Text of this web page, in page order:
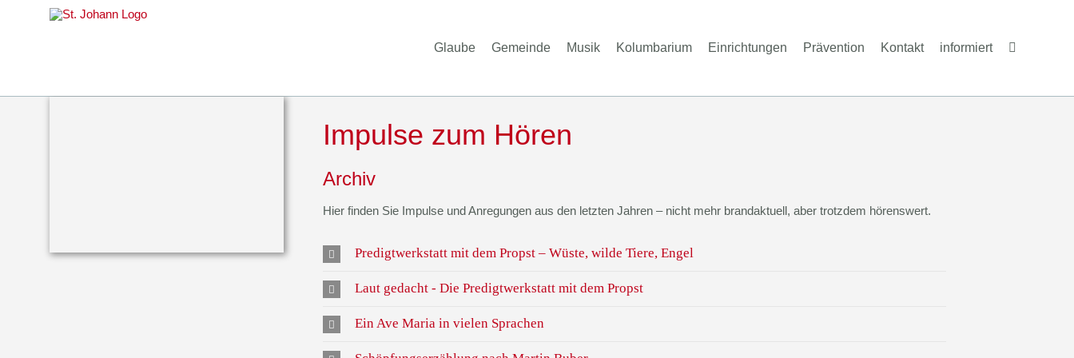
Glaube Gemeinde Musik Kolumbarium Einrichtungen Prävention Kontakt informiert
Impulse zum Hören
Archiv
Hier finden Sie Impulse und Anregungen aus den letzten Jahren – nicht mehr brandaktuell, aber trotzdem hörenswert.
Predigtwerkstatt mit dem Propst – Wüste, wilde Tiere, Engel
Laut gedacht - Die Predigtwerkstatt mit dem Propst
Ein Ave Maria in vielen Sprachen